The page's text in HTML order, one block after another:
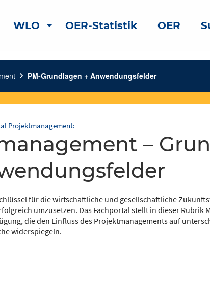
WLO OER-Statistik OER
chevron_right PM-Grundlagen + Anwendungsfelder
Projektmanagement:
für die wirtschaftliche und gesellschaftliche
umzusetzen. Das Fachportal stellt in dieser Rubrik
die den Einfluss des Projektmanagements auf
widerspiegeln.